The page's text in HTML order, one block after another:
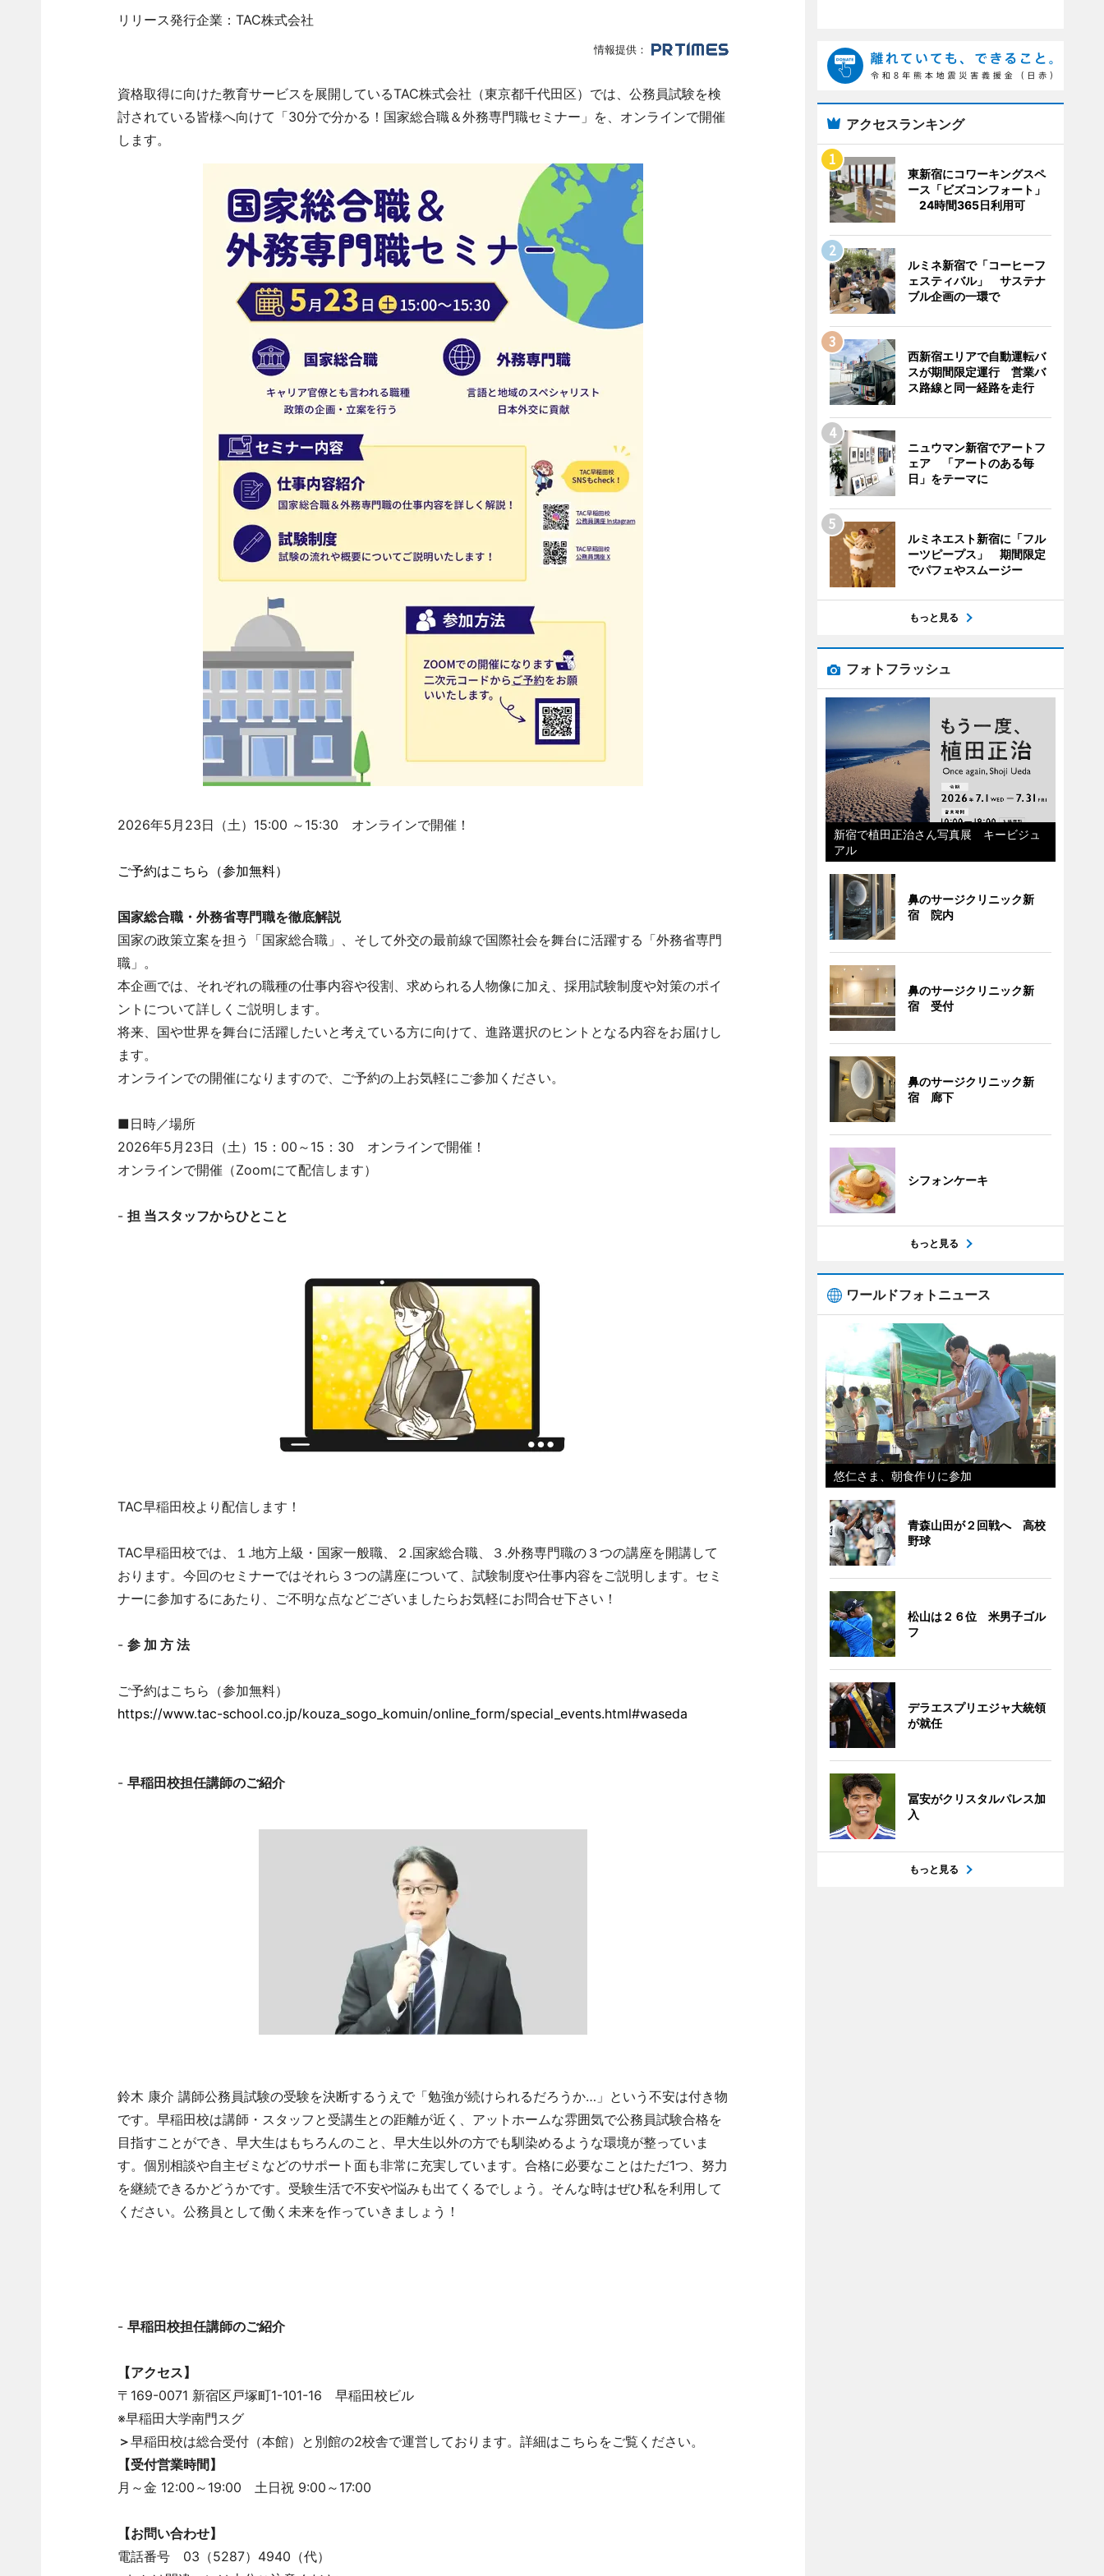
リリース発行企業：TAC株式会社
情報提供：
資格取得に向けた教育サービスを展開しているTAC株式会社（東京都千代田区）では、公務員試験を検
討されている皆様へ向けて「30分で分かる！国家総合職＆外務専門職セミナー」を、オンラインで開催
します。
2026年5月23日（土）15:00 ～15:30 オンラインで開催！
ご予約はこちら（参加無料）
国家総合職・外務省専門職を徹底解説
国家の政策立案を担う「国家総合職」、そして外交の最前線で国際社会を舞台に活躍する「外務省専門
職」。
本企画では、それぞれの職種の仕事内容や役割、求められる人物像に加え、採用試験制度や対策のポイ
ントについて詳しくご説明します。
将来、国や世界を舞台に活躍したいと考えている方に向けて、進路選択のヒントとなる内容をお届けし
ます。
オンラインでの開催になりますので、ご予約の上お気軽にご参加ください。
■日時／場所
2026年5月23日（土）15：00～15：30 オンラインで開催！
オンラインで開催（Zoomにて配信します）
- 担 当スタッフからひとこと
TAC早稲田校より配信します！
TAC早稲田校では、１.地方上級・国家一般職、２.国家総合職、３.外務専門職の３つの講座を開講して
おります。今回のセミナーではそれら３つの講座について、試験制度や仕事内容をご説明します。セミ
ナーに参加するにあたり、ご不明な点などございましたらお気軽にお問合せ下さい！
- 参 加 方 法
ご予約はこちら（参加無料）
https://www.tac-school.co.jp/kouza_sogo_komuin/online_form/special_events.html#waseda
- 早稲田校担任講師のご紹介
鈴木 康介 講師公務員試験の受験を決断するうえで「勉強が続けられるだろうか…」という不安は付き物
です。早稲田校は講師・スタッフと受講生との距離が近く、アットホームな雰囲気で公務員試験合格を
目指すことができ、早大生はもちろんのこと、早大生以外の方でも馴染めるような環境が整っていま
す。個別相談や自主ゼミなどのサポート面も非常に充実しています。合格に必要なことはただ1つ、努力
を継続できるかどうかです。受験生活で不安や悩みも出てくるでしょう。そんな時はぜひ私を利用して
ください。公務員として働く未来を作っていきましょう！
- 早稲田校担任講師のご紹介
【アクセス】
〒169-0071 新宿区戸塚町1-101-16 早稲田校ビル
※早稲田大学南門スグ
＞早稲田校は総合受付（本館）と別館の2校舎で運営しております。詳細はこちらをご覧ください。
【受付営業時間】
月～金 12:00～19:00 土日祝 9:00～17:00
【お問い合わせ】
電話番号 03（5287）4940（代）
アクセスランキング
東新宿にコワーキングスペ
ース「ビズコンフォート」
24時間365日利用可
ルミネ新宿で「コーヒーフ
ェスティバル」 サステナ
ブル企画の一環で
西新宿エリアで自動運転バ
スが期間限定運行 営業バ
ス路線と同一経路を走行
ニュウマン新宿でアートフ
ェア 「アートのある毎
日」をテーマに
ルミネエスト新宿に「フル
ーツピープス」 期間限定
でパフェやスムージー
もっと見る
フォトフラッシュ
新宿で植田正治さん写真展 キービジュ
アル
鼻のサージクリニック新
宿 院内
鼻のサージクリニック新
宿 受付
鼻のサージクリニック新
宿 廊下
シフォンケーキ
もっと見る
ワールドフォトニュース
悠仁さま、朝食作りに参加
青森山田が２回戦へ 高校
野球
松山は２６位 米男子ゴル
フ
デラエスプリエジャ大統領
が就任
冨安がクリスタルパレス加
入
もっと見る